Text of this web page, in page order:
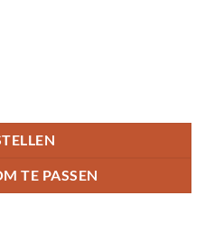
TE PASSEN